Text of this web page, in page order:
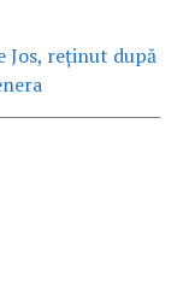
Jos, reținut după